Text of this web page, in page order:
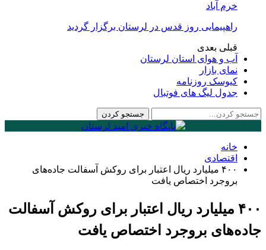
خرم آباد
راهپیمایی روز قدس در لرستان برگزار گردید
قبلی بعدی
آب و هوای استان لرستان
نمای بازار
کیوسک روزنامه
جدول لیگ های فوتبال
خانه
اقتصادی
۴۰۰ میلیارد ریال اعتبار برای روکش آسفالت جاده‌های
بروجرد اختصاص یافت
۴۰۰ میلیارد ریال اعتبار برای روکش آسفالت
جاده‌های بروجرد اختصاص یافت